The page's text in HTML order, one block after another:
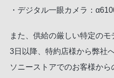
・デジタル一眼カメラ：
また、供給の厳しい特定の
3日以降、特約店様から弊社
ソニーストアでのお客様か